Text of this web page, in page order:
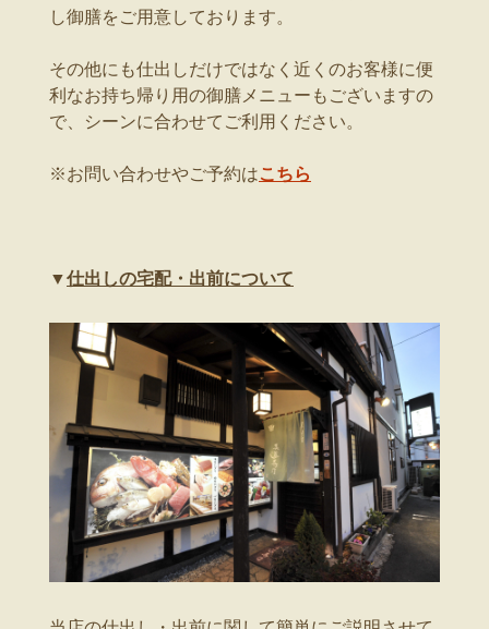
し御膳をご用意しております。
その他にも仕出しだけではなく近くのお客様に便
利なお持ち帰り用の御膳メニューもございますの
で、シーンに合わせてご利用ください。
※お問い合わせやご予約はこちら
▼仕出しの宅配・出前について